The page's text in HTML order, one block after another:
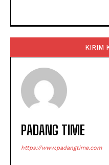
PADANG TIME
https://www.padangtime.com